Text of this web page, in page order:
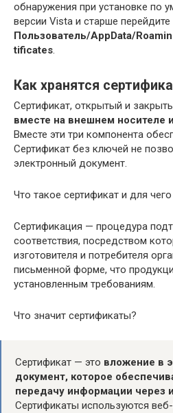
обнаружения при установке по
версии Vista и старше перейдите
Пользователь/AppData/
tificates.
Как хранятся
Сертификат, открытый и
вместе на внешнем носителе
Вместе эти три компонента
Сертификат без ключей не
электронный документ.
Что такое сертификат и для
Сертификация — процедура
соответствия, посредством
изготовителя и потребителя
письменной форме, что
установленным требованиям.
Что значит сертификаты?
Сертификат — это вложение в
документ, которое
передачу информации через
Сертификаты используются